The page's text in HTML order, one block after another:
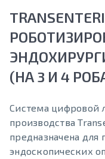
(НА 3 И 4
Система цифровой
производства
предназначена
эндоскопических